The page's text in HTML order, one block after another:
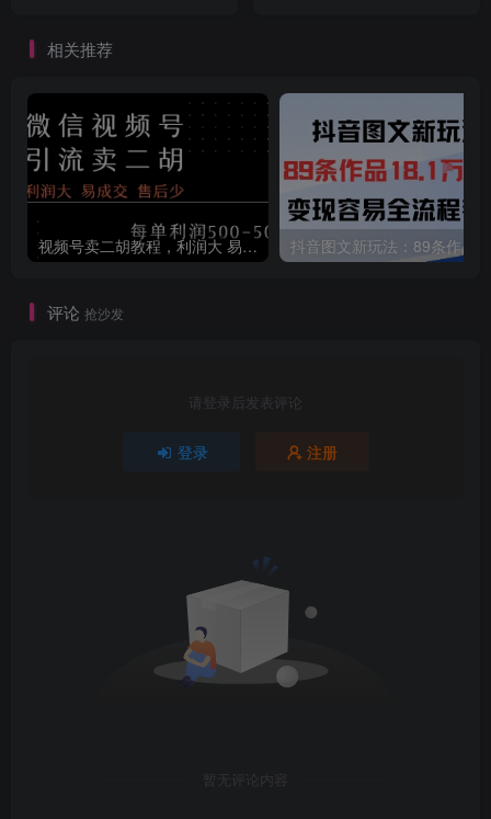
相关推荐
视频号卖二胡教程，利润大 易成交 售后少，一单利润5张+
评论 抢沙发
请登录后发表评论
登录 注册
暂无评论内容